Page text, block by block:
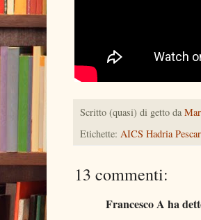
Scritto (quasi) di getto da
Etichette: AICS Hadria
13 commenti:
Francesco A ha